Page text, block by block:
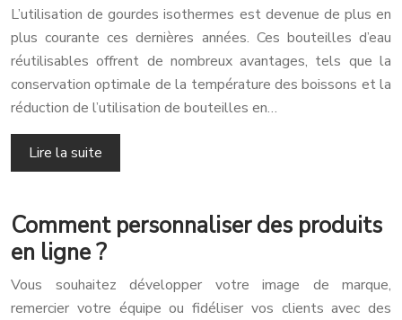
L’utilisation de gourdes isothermes est devenue de plus en
plus courante ces dernières années. Ces bouteilles d’eau
réutilisables offrent de nombreux avantages, tels que la
conservation optimale de la température des boissons et la
réduction de l’utilisation de bouteilles en…
Lire la suite
Comment personnaliser des produits
en ligne ?
Vous souhaitez développer votre image de marque,
remercier votre équipe ou fidéliser vos clients avec des